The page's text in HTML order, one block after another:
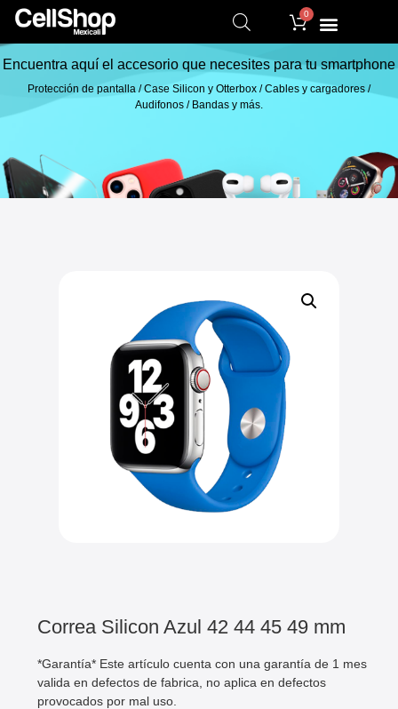
0
Encuentra aquí el accesorio que necesites para tu smartphone
Protección de pantalla / Case Silicon y Otterbox / Cables y cargadores /
Audifonos / Bandas y más.
Correa Silicon Azul 42 44 45 49 mm
*Garantía* Este artículo cuenta con una garantía de 1 mes
valida en defectos de fabrica, no aplica en defectos
provocados por mal uso.